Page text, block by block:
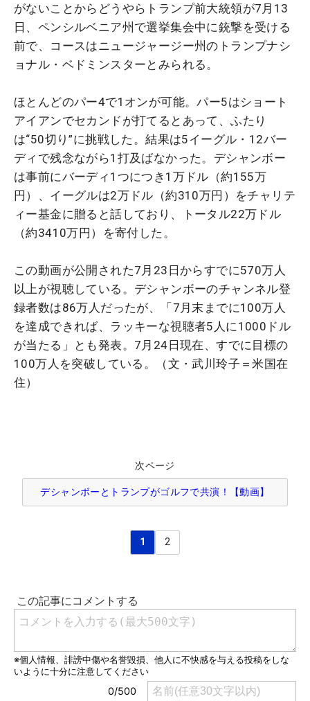
がないことからどうやらトランプ前大統領が7月13
日、ペンシルベニア州で選挙集会中に銃撃を受ける
前で、コースはニュージャージー州のトランプナシ
ョナル・ベドミンスターとみられる。
ほとんどのパー4で1オンが可能。パー5はショート
アイアンでセカンドが打てるとあって、ふたり
は“50切り”に挑戦した。結果は5イーグル・12バー
ディで残念ながら1打及ばなかった。デシャンボー
は事前にバーディ1つにつき1万ドル（約155万
円）、イーグルは2万ドル（約310万円）をチャリテ
ィー基金に贈ると話しており、トータル22万ドル
（約3410万円）を寄付した。
この動画が公開された7月23日からすでに570万人
以上が視聴している。デシャンボーのチャンネル登
録者数は86万人だったが、「7月末までに100万人
を達成できれば、ラッキーな視聴者5人に1000ドル
が当たる」とも発表。7月24日現在、すでに目標の
100万人を突破している。（文・武川玲子＝米国在
住）
次ページ
デシャンボーとトランプがゴルフで共演！【動画】
1 2